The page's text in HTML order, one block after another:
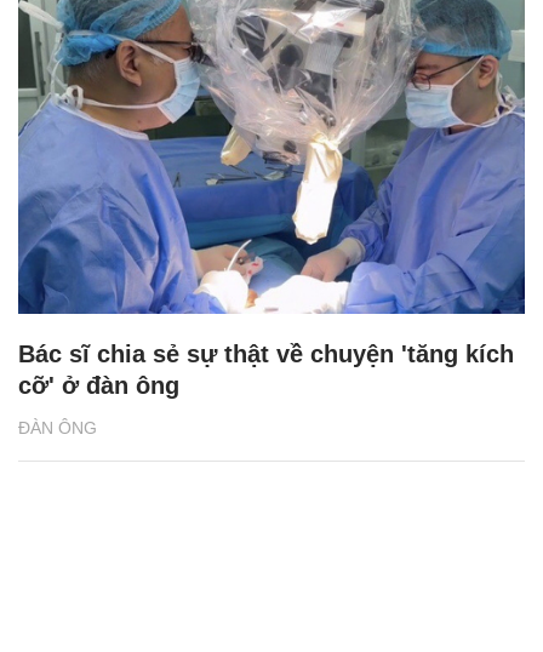
ĐÀN ÔNG
Bác sĩ chia sẻ sự thật về chuyện 'tăng kích
cỡ' ở đàn ông